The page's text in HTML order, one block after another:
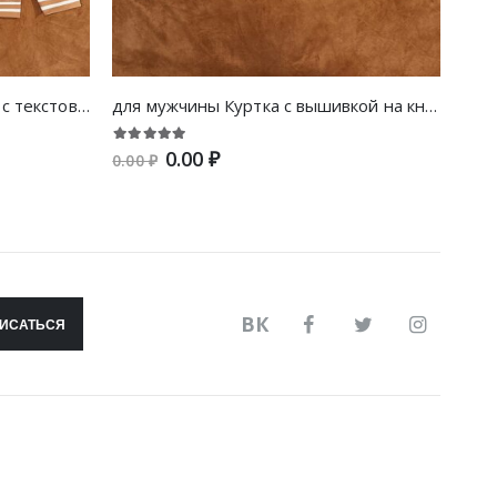
для мужчины Куртка-бомбер с текстовой вышивкой с полосками с рукавом-реглан для мужчины Куртка с вышивкой на кнопке
0.00 ₽ 0.00 ₽
ВК